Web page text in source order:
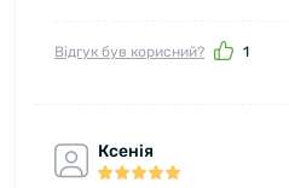
Відгук був корисний? 1
Ксенія